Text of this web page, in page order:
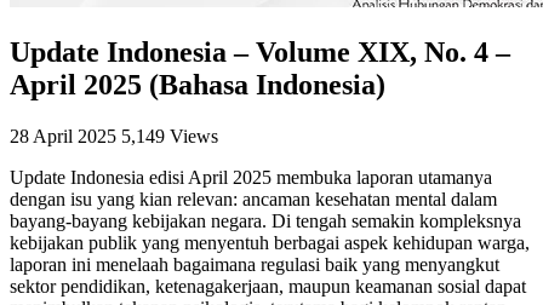
Update Indonesia – Volume XIX, No. 4 –
April 2025 (Bahasa Indonesia)
28 April 2025 5,149 Views
Update Indonesia edisi April 2025 membuka laporan utamanya
dengan isu yang kian relevan: ancaman kesehatan mental dalam
bayang-bayang kebijakan negara. Di tengah semakin kompleksnya
kebijakan publik yang menyentuh berbagai aspek kehidupan warga,
laporan ini menelaah bagaimana regulasi baik yang menyangkut
sektor pendidikan, ketenagakerjaan, maupun keamanan sosial dapat